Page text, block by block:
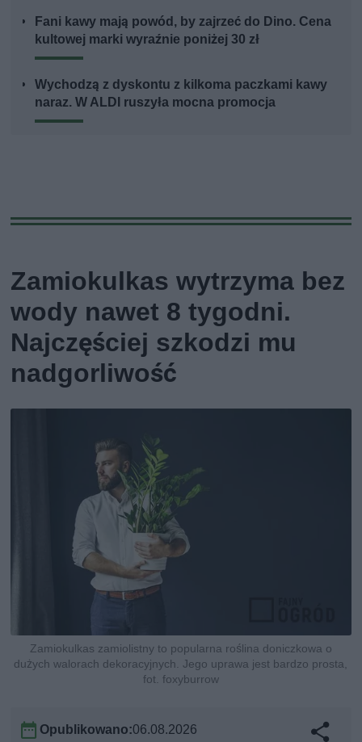
Fani kawy mają powód, by zajrzeć do Dino. Cena
kultowej marki wyraźnie poniżej 30 zł
Wychodzą z dyskontu z kilkoma paczkami kawy
naraz. W ALDI ruszyła mocna promocja
Zamiokulkas wytrzyma bez
wody nawet 8 tygodni.
Najczęściej szkodzi mu
nadgorliwość
Zamiokulkas zamiolistny to popularna roślina doniczkowa o
dużych walorach dekoracyjnych. Jego uprawa jest bardzo prosta,
fot. foxyburrow
Opublikowano:06.08.2026